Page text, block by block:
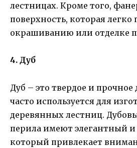
лестницах. Кроме того,
поверхность, которая легко
окрашиванию или отделке
4. Дуб
Дуб – это твердое и прочное
часто используется для
деревянных лестниц.
перила имеют элегантный
который привлекает